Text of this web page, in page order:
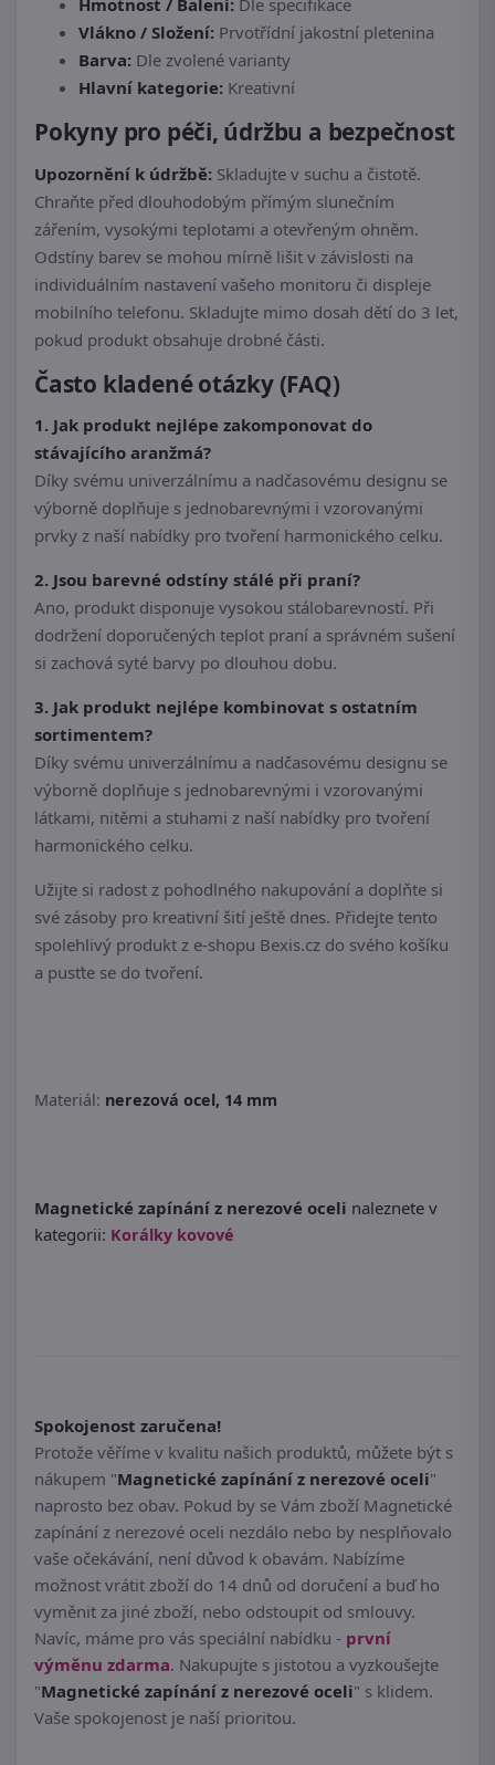
Hmotnost / Balení: Dle specifikace
Vlákno / Složení: Prvotřídní jakostní pletenina
Barva: Dle zvolené varianty
Hlavní kategorie: Kreativní
Pokyny pro péči, údržbu a bezpečnost
Upozornění k údržbě: Skladujte v suchu a čistotě.
Chraňte před dlouhodobým přímým slunečním
zářením, vysokými teplotami a otevřeným ohněm.
Odstíny barev se mohou mírně lišit v závislosti na
individuálním nastavení vašeho monitoru či displeje
mobilního telefonu. Skladujte mimo dosah dětí do 3 let,
pokud produkt obsahuje drobné části.
Často kladené otázky (FAQ)
1. Jak produkt nejlépe zakomponovat do
stávajícího aranžmá?
Díky svému univerzálnímu a nadčasovému designu se
výborně doplňuje s jednobarevnými i vzorovanými
prvky z naší nabídky pro tvoření harmonického celku.
2. Jsou barevné odstíny stálé při praní?
Ano, produkt disponuje vysokou stálobarevností. Při
dodržení doporučených teplot praní a správném sušení
si zachová syté barvy po dlouhou dobu.
3. Jak produkt nejlépe kombinovat s ostatním
sortimentem?
Díky svému univerzálnímu a nadčasovému designu se
výborně doplňuje s jednobarevnými i vzorovanými
látkami, nitěmi a stuhami z naší nabídky pro tvoření
harmonického celku.
Užijte si radost z pohodlného nakupování a doplňte si
své zásoby pro kreativní šití ještě dnes. Přidejte tento
spolehlivý produkt z e-shopu Bexis.cz do svého košíku
a pusťte se do tvoření.
Materiál: nerezová ocel, 14 mm
Magnetické zapínání z nerezové oceli naleznete v
kategorii: Korálky kovové
Spokojenost zaručena!
Protože věříme v kvalitu našich produktů, můžete být s
nákupem "Magnetické zapínání z nerezové oceli"
naprosto bez obav. Pokud by se Vám zboží Magnetické
zapínání z nerezové oceli nezdálo nebo by nesplňovalo
vaše očekávání, není důvod k obavám. Nabízíme
možnost vrátit zboží do 14 dnů od doručení a buď ho
vyměnit za jiné zboží, nebo odstoupit od smlouvy.
Navíc, máme pro vás speciální nabídku - první
výměnu zdarma. Nakupujte s jistotou a vyzkoušejte
"Magnetické zapínání z nerezové oceli" s klidem.
Vaše spokojenost je naší prioritou.